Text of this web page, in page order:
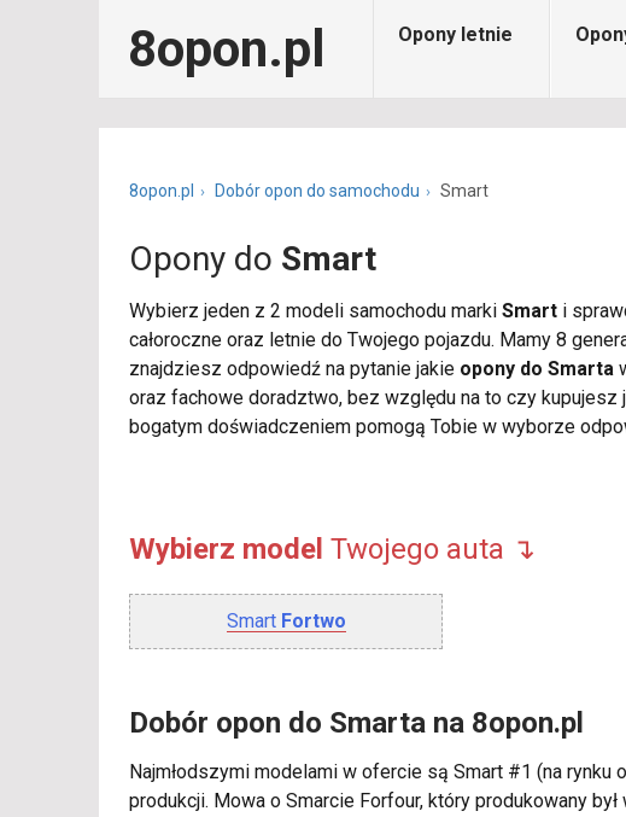
8opon.pl Opony letnie
8opon.pl Dobór opon do samochodu Smart
Opony do Smart
Wybierz jeden z 2 modeli samochodu marki Smart i
całoroczne oraz letnie do Twojego pojazdu. Mamy 8
znajdziesz odpowiedź na pytanie jakie opony do Smarta
oraz fachowe doradztwo, bez względu na to czy
bogatym doświadczeniem pomogą Tobie w wyborze
Wybierz model Twojego auta ↴
Smart Fortwo
Dobór opon do Smarta na 8opon.pl
Najmłodszymi modelami w ofercie są Smart #1 (na
produkcji. Mowa o Smarcie Forfour, który produkowany